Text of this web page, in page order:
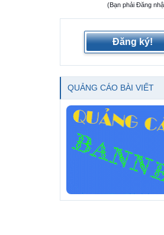
(Bạn phải Đăng
Đăng ký!
QUẢNG CÁO BÀI VIẾT